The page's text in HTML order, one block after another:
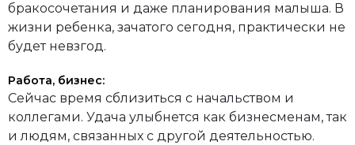
бракосочетания и даже планирования малыша. В
жизни ребенка, зачатого сегодня, практически не
будет невзгод.
Работа, бизнес:
Сейчас время сблизиться с начальством и
коллегами. Удача улыбнется как бизнесменам, так
и людям, связанных с другой деятельностью.